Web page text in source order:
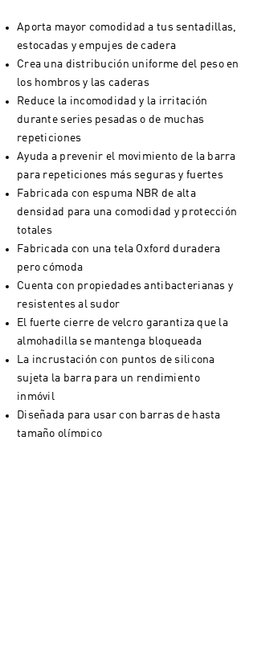
Aporta mayor comodidad a tus sentadillas,
estocadas y empujes de cadera
Crea una distribución uniforme del peso en
los hombros y las caderas
Reduce la incomodidad y la irritación
durante series pesadas o de muchas
repeticiones
Ayuda a prevenir el movimiento de la barra
para repeticiones más seguras y fuertes
Fabricada con espuma NBR de alta
densidad para una comodidad y protección
totales
Fabricada con una tela Oxford duradera
pero cómoda
Cuenta con propiedades antibacterianas y
resistentes al sudor
El fuerte cierre de velcro garantiza que la
almohadilla se mantenga bloqueada
La incrustación con puntos de silicona
sujeta la barra para un rendimiento
inmóvil
Diseñada para usar con barras de hasta
tamaño olímpico